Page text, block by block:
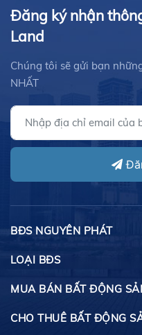
Đăng ký nhận
Land
Chúng tôi sẽ gửi bạn
NHẤT
BĐS NGUYÊN PHÁT
LOẠI BĐS
MUA BÁN BẤT ĐỘNG
CHO THUÊ BẤT ĐỘNG